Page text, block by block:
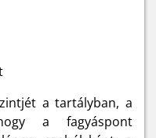
a tartályban, a
a fagyáspont